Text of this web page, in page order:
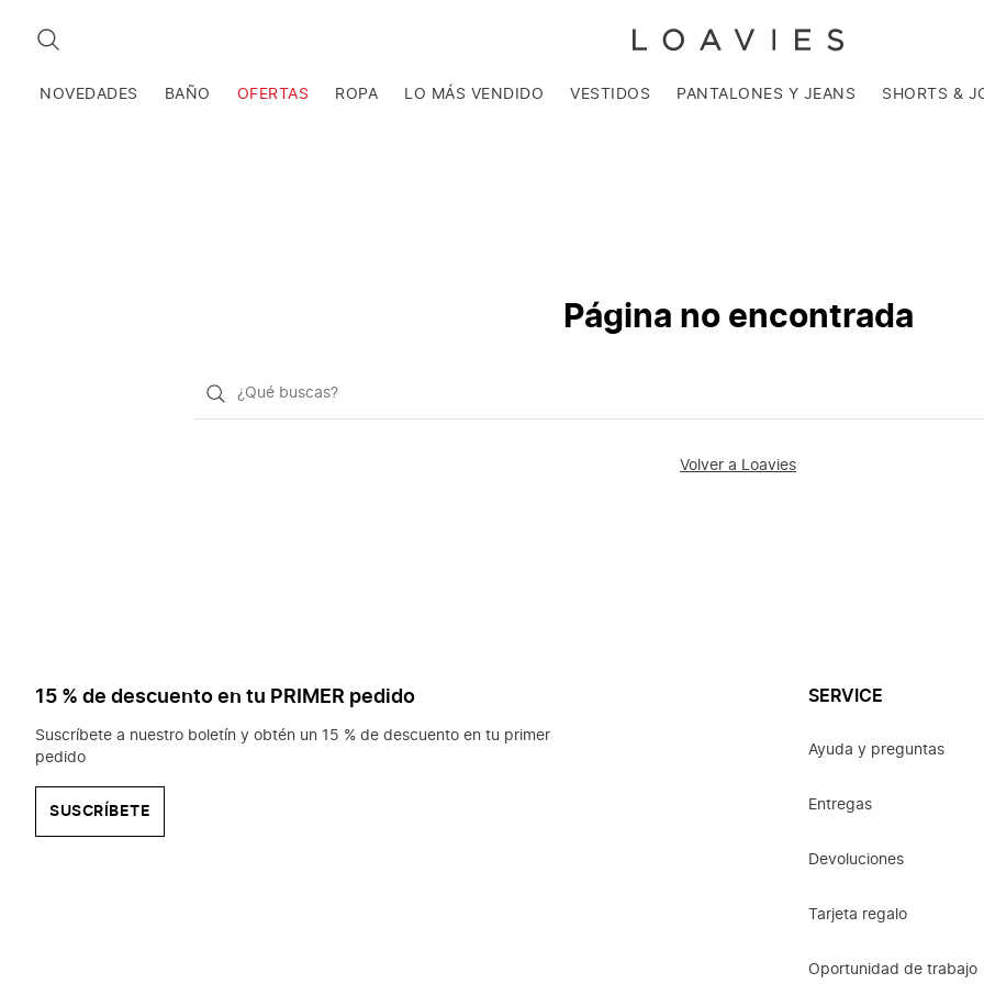
BUSCAR
NOVEDADES BAÑO OFERTAS ROPA LO MÁS VENDIDO VESTIDOS PANTALONES Y JEANS SHORTS &
Página no encontrada
¿Qué
Volver a Loavies
15 % de descuento en tu PRIMER pedido
Suscríbete a nuestro boletín y obtén un 15 % de descuento en tu primer
pedido
SUSCRÍBETE
SERVICE
Ayuda y preguntas
Entregas
Devoluciones
Tarjeta regalo
Oportunidad de trabajo